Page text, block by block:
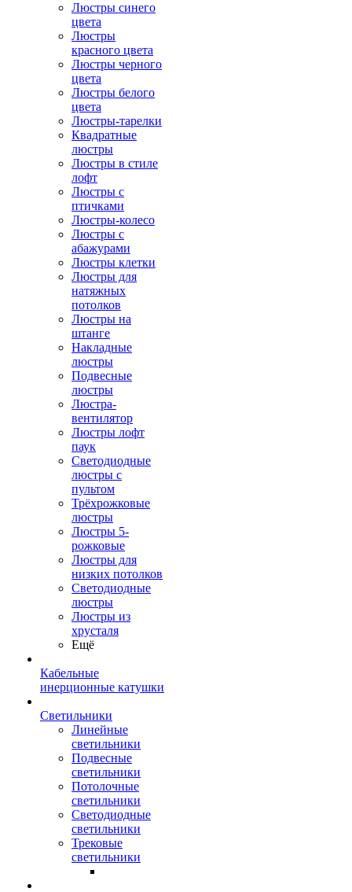
Люстры синего
цвета
Люстры
красного цвета
Люстры черного
цвета
Люстры белого
цвета
Люстры-тарелки
Квадратные
люстры
Люстры в стиле
лофт
Люстры с
птичками
Люстры-колесо
Люстры с
абажурами
Люстры клетки
Люстры для
натяжных
потолков
Люстры на
штанге
Накладные
люстры
Подвесные
люстры
Люстра-
вентилятор
Люстры лофт
паук
Светодиодные
люстры с
пультом
Трёхрожковые
люстры
Люстры 5-
рожковые
Люстры для
низких потолков
Cветодиодные
люстры
Люстры из
хрусталя
Ещё
Кабельные
инерционные катушки
Светильники
Линейные
светильники
Подвесные
светильники
Потолочные
светильники
Светодиодные
светильники
Трековые
светильники